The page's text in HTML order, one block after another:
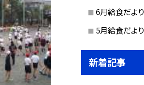
6月給食だより
5月給食だより
新着記事